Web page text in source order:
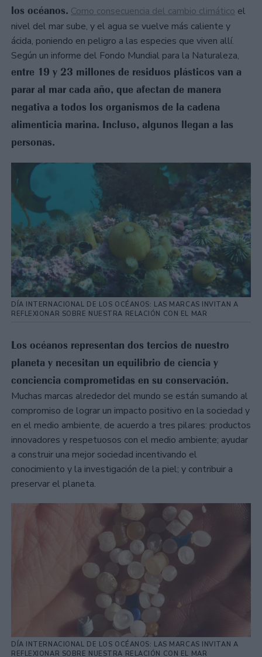
los océanos. Como consecuencia del cambio climático el
nivel del mar sube, y el agua se vuelve más caliente y
ácida, poniendo en peligro a las especies que viven allí.
Según un informe del Fondo Mundial para la Naturaleza,
entre 19 y 23 millones de residuos plásticos van a
parar al mar cada año, que afectan de manera
negativa a todos los organismos de la cadena
alimenticia marina. Incluso, algunos llegan a las
personas.
DÍA INTERNACIONAL DE LOS OCÉANOS: LAS MARCAS INVITAN A
REFLEXIONAR SOBRE NUESTRA RELACIÓN CON EL MAR
Los océanos representan dos tercios de nuestro
planeta y necesitan un equilibrio de ciencia y
conciencia comprometidas en su conservación.
Muchas marcas alrededor del mundo se están sumando al
compromiso de lograr un impacto positivo en la sociedad y
en el medio ambiente, de acuerdo a tres pilares: productos
innovadores y respetuosos con el medio ambiente; ayudar
a construir una mejor sociedad incentivando el
conocimiento y la investigación de la piel; y contribuir a
preservar el planeta.
DÍA INTERNACIONAL DE LOS OCÉANOS: LAS MARCAS INVITAN A
REFLEXIONAR SOBRE NUESTRA RELACIÓN CON EL MAR